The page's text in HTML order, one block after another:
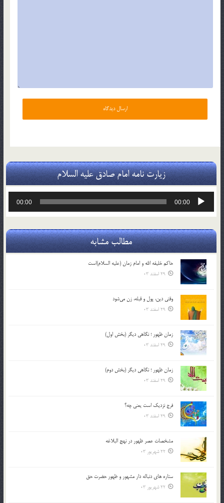
زیارت نامه امام صادق علیه السلام
پخش‌کننده
00:00
00:00
مطالب مشابه
حاکم خليفه الله و امام زمان (علیه السلام)است
29 اسفند 03
وقتی دین، پول و قبله، زن می‌شود
29 اسفند 03
زمان ظهور ؛ نگاهی دیگر (بخش اول)
29 اسفند 03
زمان ظهور ؛ نگاهی دیگر (بخش دوم)
29 اسفند 03
فرج نزدیک است یعنی چه؟
29 اسفند 03
مشخصات عصر ظهور در نهج البلاغه
22 شهریور 03
ستاره های دنباله دار مشهور و ظهور حضرت حق
22 شهریور 03